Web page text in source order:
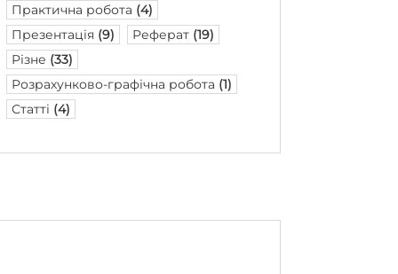
Практична робота (4)
Презентація (9) Реферат (19)
Різне (33)
Розрахунково-графічна робота (1)
Статті (4)